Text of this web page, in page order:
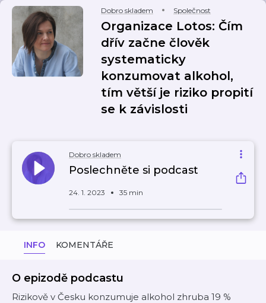
Dobro skladem Společnost
Organizace Lotos: Čím
dřív začne člověk
systematicky
konzumovat alkohol,
tím větší je riziko propití
se k závislosti
Dobro skladem
Poslechněte si podcast
24. 1. 2023 35 min
INFO KOMENTÁŘE
O epizodě podcastu
Rizikově v Česku konzumuje alkohol zhruba 19 %